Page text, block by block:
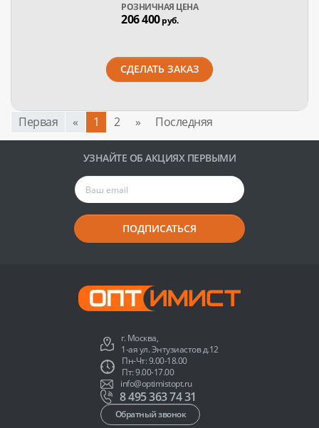
РОЗНИЧНАЯ ЦЕНА
206 400руб.
СДЕЛАТЬ ЗАКАЗ
Первая « 1 2 » Последняя
УЗНАЙТЕ ОБ АКЦИЯХ ПЕРВЫМИ
ПОДПИСАТЬСЯ
г. Москва,
1-ая ул. Энтузиастов д.12
Пн-Чт: 9.00-18.00
Пт: 9.00-17.00
info@optimistopt.ru
8 495 363 74 31
Обратный звонок